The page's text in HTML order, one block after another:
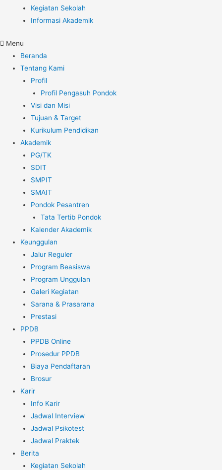
Kegiatan Sekolah
Informasi Akademik
Menu
Beranda
Tentang Kami
Profil
Profil Pengasuh Pondok
Visi dan Misi
Tujuan & Target
Kurikulum Pendidikan
Akademik
PG/TK
SDIT
SMPIT
SMAIT
Pondok Pesantren
Tata Tertib Pondok
Kalender Akademik
Keunggulan
Jalur Reguler
Program Beasiswa
Program Unggulan
Galeri Kegiatan
Sarana & Prasarana
Prestasi
PPDB
PPDB Online
Prosedur PPDB
Biaya Pendaftaran
Brosur
Karir
Info Karir
Jadwal Interview
Jadwal Psikotest
Jadwal Praktek
Berita
Kegiatan Sekolah